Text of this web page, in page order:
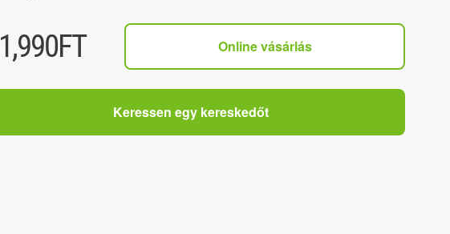
1,990FT Online vásárlás
Keressen egy kereskedőt